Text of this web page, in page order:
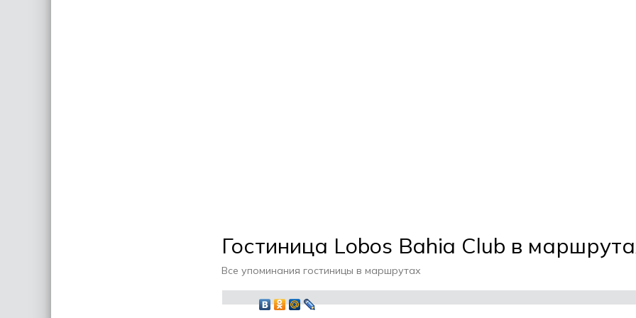
Гостиница Lobos Bahia Club в
Все упоминания гостиницы в маршрутах